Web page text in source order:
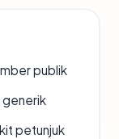
publik
generik
petunjuk